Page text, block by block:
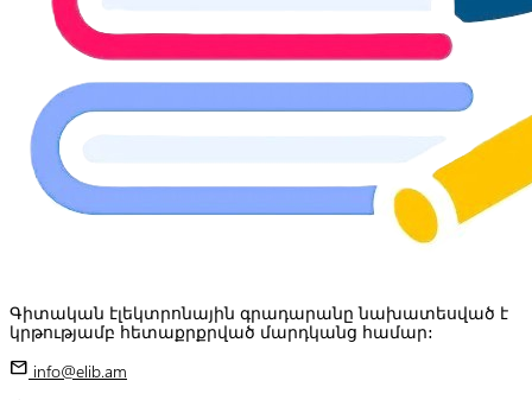
Գիտական էլեկտրոնային գրադարանը նախատեսված է
կրթությամբ հետաքրքրված մարդկանց համար:
mail info@elib.am